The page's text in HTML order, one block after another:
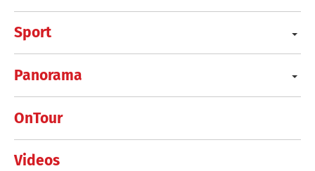
Sport
Panorama
OnTour
Videos